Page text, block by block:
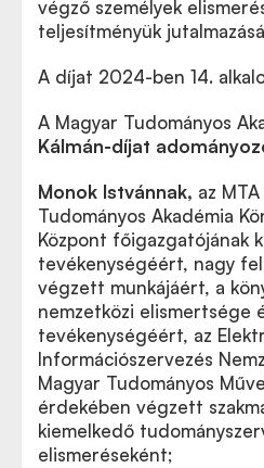
végző személyek
teljesítményük
A díjat 2024-ben 14.
A Magyar Tudományos
Kálmán-díjat
Monok Istvánnak, az
Tudományos Akadémia
Központ főigazgatójának
tevékenységéért, nagy
végzett munkájáért, a
nemzetközi elismertsége
tevékenységéért, az
Információszervezés
Magyar Tudományos
érdekében végzett
kiemelkedő
elismeréseként;